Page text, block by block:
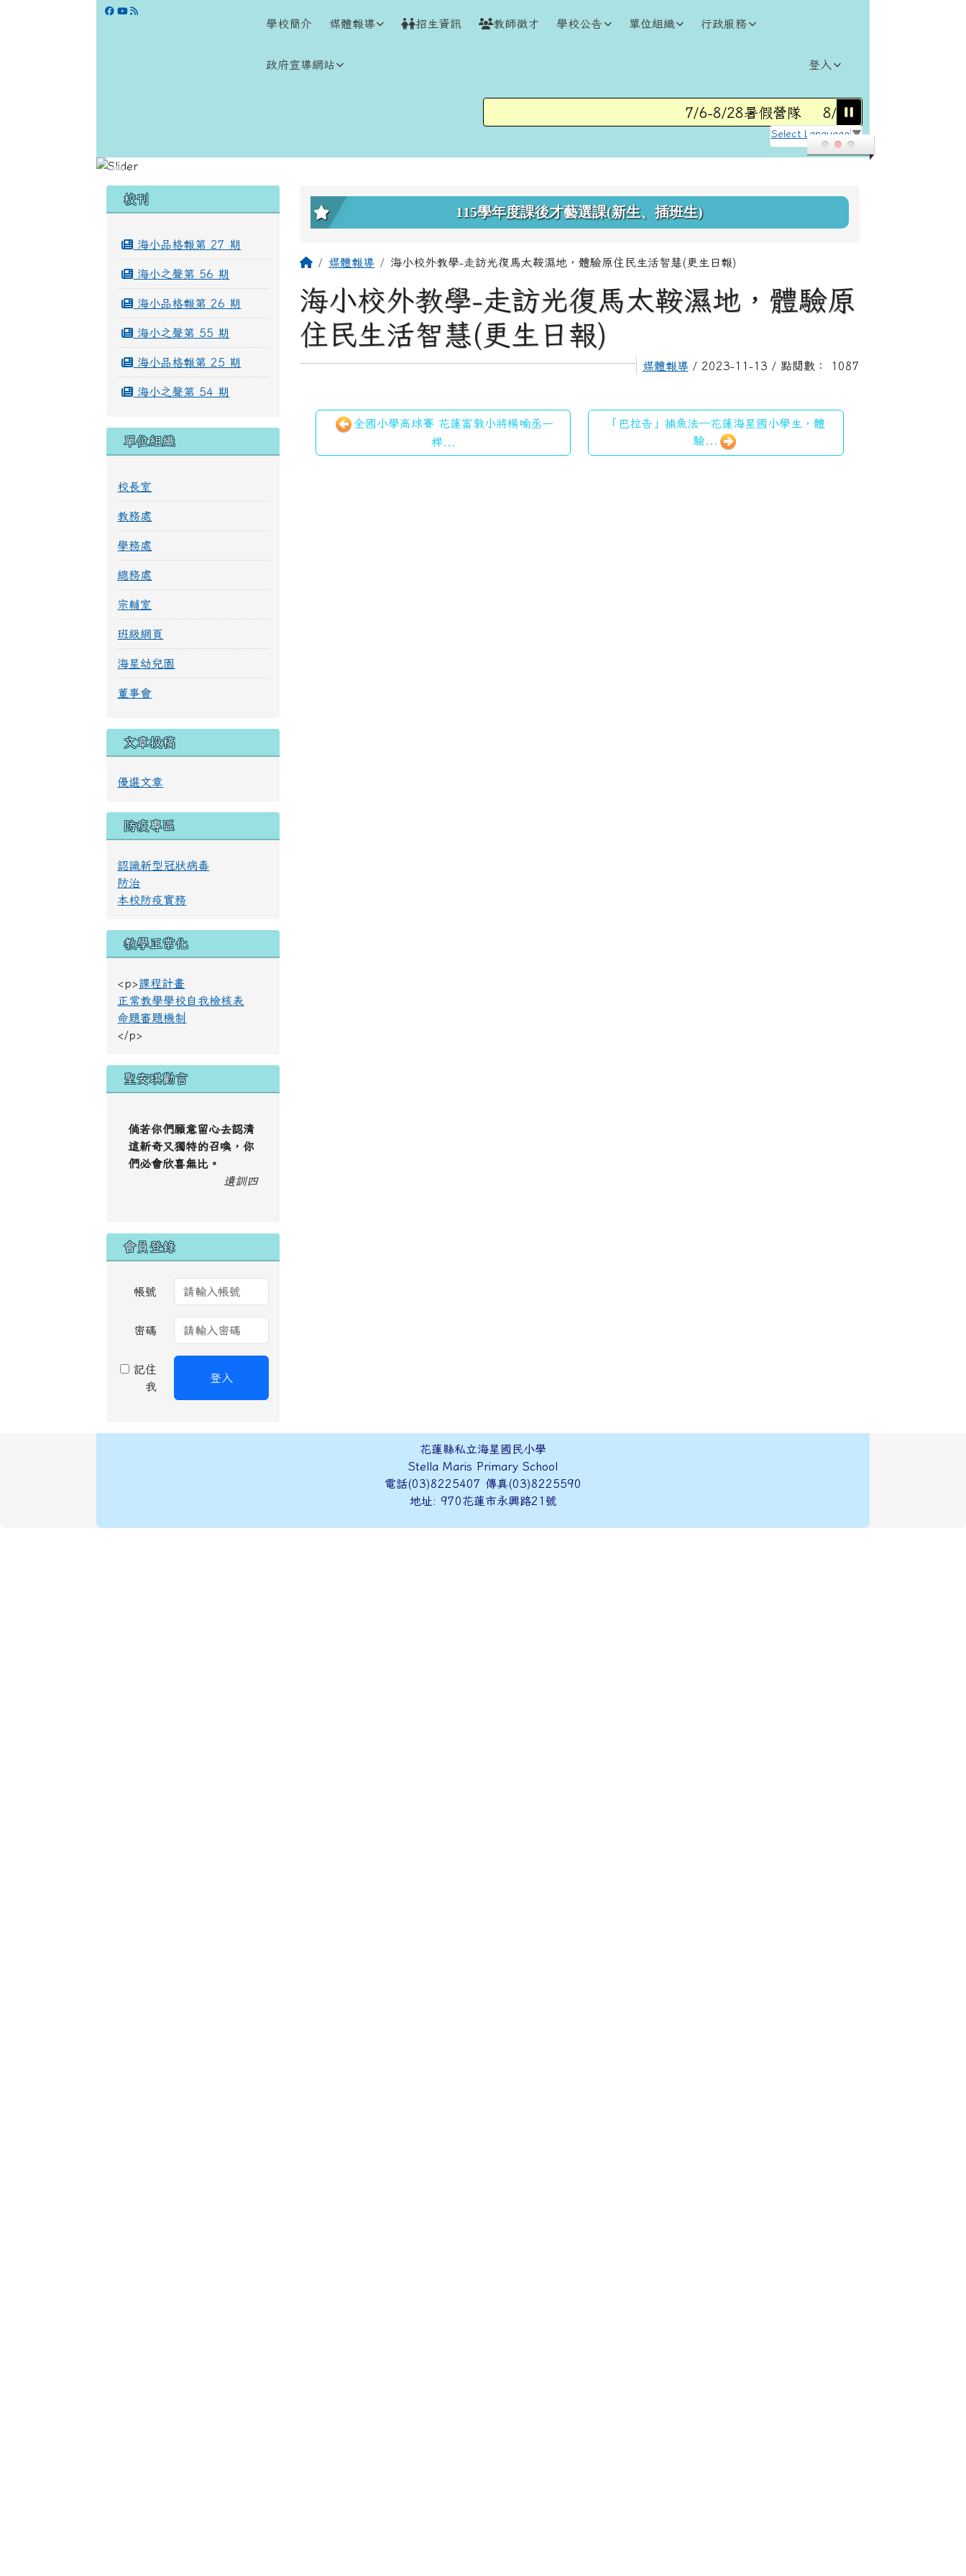
學校網站 學校簡介 媒體報導 招生資訊 教師徵才 學校公告 單位組織 行政服務
政府宣導網站 登入
7/6-8/28暑假營隊 8/31(一)115學年度第1學
Select Language ▼
左邊區域內容
校刊
海小品格報第 27 期
海小之聲第 56 期
海小品格報第 26 期
海小之聲第 55 期
海小品格報第 25 期
海小之聲第 54 期
單位組織
校長室
教務處
學務處
總務處
宗輔室
班級網頁
海星幼兒園
董事會
文章投稿
優選文章
防疫專區
認識新型冠狀病毒
防治
本校防疫實務
教學正常化
<p>課程計畫
正常教學學校自我檢核表
命題審題機制
</p>
聖安琪勸言
倘若你們願意留心去認清
這新奇又獨特的召喚，你
們必會欣喜無比。
遺訓四
會員登錄
帳號
密碼
記住
我
登入
上中區域內容
115學年度課後才藝選課(新生、插班生)
主內容區域
回首頁媒體報導 海小校外教學-走訪光復馬太鞍濕地，體驗原住民生活智慧(更生日報)
海小校外教學-走訪光復馬太鞍濕地，體驗原
住民生活智慧(更生日報)
媒體報導/ 2023-11-13 / 點閱數： 1087
全國小學高球賽 花蓮富敦小將楊喻丞一
桿...
「巴拉告」捕魚法—花蓮海星國小學生，體
驗...
花蓮縣私立海星國民小學
Stella Maris Primary School
電話(03)8225407 傳真(03)8225590
地址: 970花蓮市永興路21號